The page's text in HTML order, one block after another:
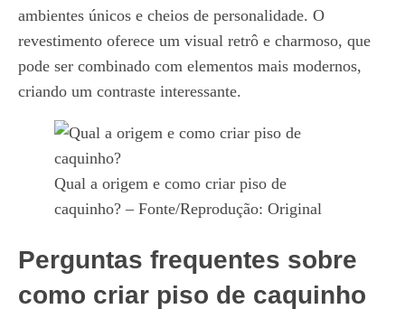
ambientes únicos e cheios de personalidade. O
revestimento oferece um visual retrô e charmoso, que
pode ser combinado com elementos mais modernos,
criando um contraste interessante.
Qual a origem e como criar piso de
caquinho? – Fonte/Reprodução: Original
Perguntas frequentes sobre
como criar piso de caquinho